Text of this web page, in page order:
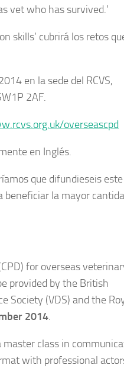
vet who has survived.’
skills’ cubrirá los retos
en la sede del RCVS,
2AF.
overseascpd
en Inglés.
que difundieseis
beneficiar la mayor
for overseas
provided by the British
Society (VDS) and the
2014.
master class in
with professional